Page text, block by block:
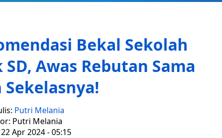
Bekal Sekolah
Awas Rebutan Sama
Sekelasnya!
Putri Melania
Putri Melania
Apr 2024 - 05:15